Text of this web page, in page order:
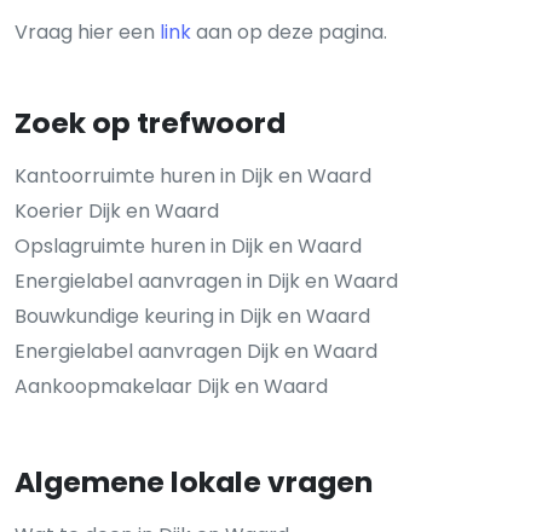
Vraag hier een linkaan op deze pagina.
Zoek op trefwoord
Kantoorruimte huren in Dijk en Waard
Koerier Dijk en Waard
Opslagruimte huren in Dijk en Waard
Energielabel aanvragen in Dijk en Waard
Bouwkundige keuring in Dijk en Waard
Energielabel aanvragen Dijk en Waard
Aankoopmakelaar Dijk en Waard
Algemene lokale vragen